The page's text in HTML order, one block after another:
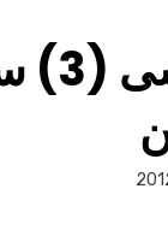
نمونه